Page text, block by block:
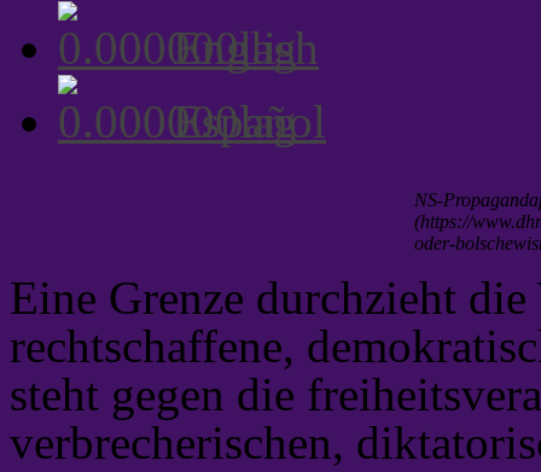
English
Español
NS-
(https://
oder-
Eine Grenze durchzieht
rechtschaffene,
steht gegen die
verbrecherischen,